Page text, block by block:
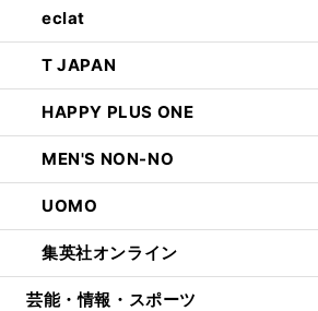
eclat
T JAPAN
HAPPY PLUS ONE
MEN'S NON-NO
UOMO
集英社オンライン
芸能・情報・スポーツ